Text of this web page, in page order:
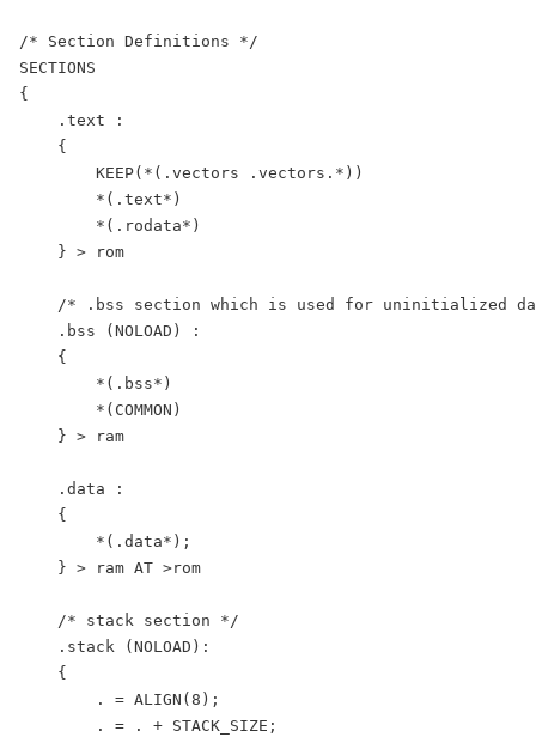
/* Section Definitions */
SECTIONS
{
    .text :
    {
        KEEP(*(.vectors .vectors.*))
        *(.text*)
        *(.rodata*)
    } > rom
/* .bss section which is used for uninitialized
    .bss (NOLOAD) :
    {
        *(.bss*)
        *(COMMON)
    } > ram
    .data :
    {
        *(.data*);
    } > ram AT >rom
    /* stack section */
    .stack (NOLOAD):
    {
        . = ALIGN(8);
        . = . + STACK_SIZE;